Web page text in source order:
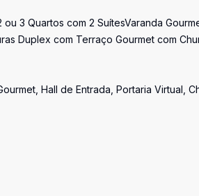
3 Quartos com 2 SuítesVaranda
Duplex com Terraço Gourmet com
Hall de Entrada, Portaria Virtual,